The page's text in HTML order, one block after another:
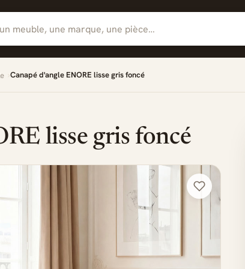
Canapé d'angle ENORE lisse gris foncé
lisse gris foncé